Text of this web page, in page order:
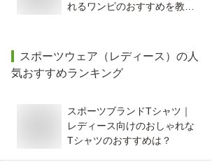
れるワンピのおすすめを教え
スポーツウェア（レディース） の人
気おすすめランキング
スポーツブランドTシャツ｜
レディース向けのおしゃれな
Tシャツのおすすめは？